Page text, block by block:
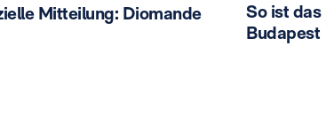
Mitteilung: Diomande
So ist
Budapest